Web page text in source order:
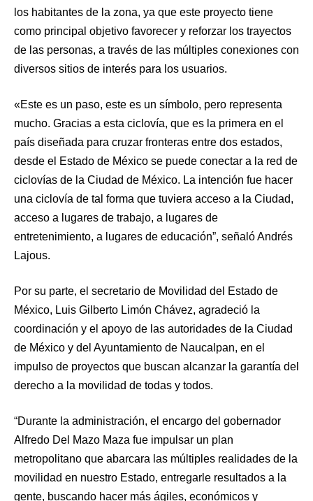
los habitantes de la zona, ya que este proyecto tiene
como principal objetivo favorecer y reforzar los trayectos
de las personas, a través de las múltiples conexiones con
diversos sitios de interés para los usuarios.
«Este es un paso, este es un símbolo, pero representa
mucho. Gracias a esta ciclovía, que es la primera en el
país diseñada para cruzar fronteras entre dos estados,
desde el Estado de México se puede conectar a la red de
ciclovías de la Ciudad de México. La intención fue hacer
una ciclovía de tal forma que tuviera acceso a la Ciudad,
acceso a lugares de trabajo, a lugares de
entretenimiento, a lugares de educación”, señaló Andrés
Lajous.
Por su parte, el secretario de Movilidad del Estado de
México, Luis Gilberto Limón Chávez, agradeció la
coordinación y el apoyo de las autoridades de la Ciudad
de México y del Ayuntamiento de Naucalpan, en el
impulso de proyectos que buscan alcanzar la garantía del
derecho a la movilidad de todas y todos.
“Durante la administración, el encargo del gobernador
Alfredo Del Mazo Maza fue impulsar un plan
metropolitano que abarcara las múltiples realidades de la
movilidad en nuestro Estado, entregarle resultados a la
gente, buscando hacer más ágiles, económicos y